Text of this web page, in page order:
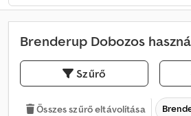
Brenderup Dobozos
Szűrő
Összes szűrő eltávolítása